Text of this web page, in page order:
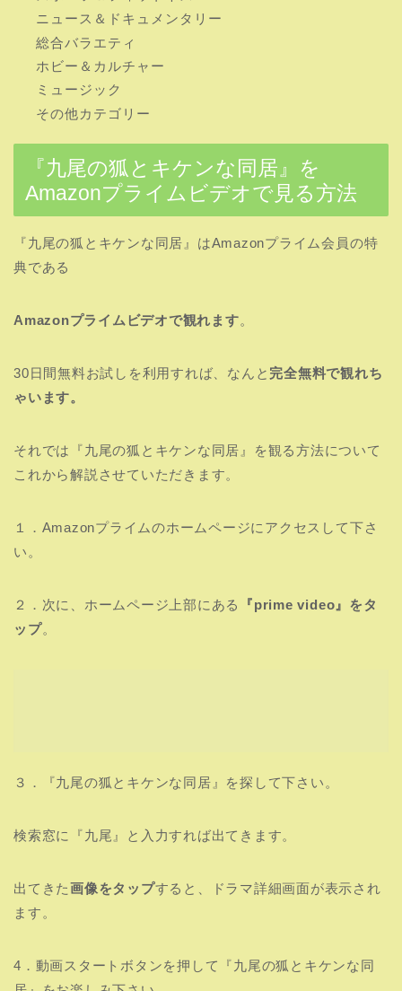
ニュース＆ドキュメンタリー
総合バラエティ
ホビー＆カルチャー
ミュージック
その他カテゴリー
『九尾の狐とキケンな同居』を
Amazonプライムビデオで見る方法
『九尾の狐とキケンな同居』はAmazonプライム会員の特
典である
Amazonプライムビデオで観れます。
30日間無料お試しを利用すれば、なんと 完全無料で観れち
ゃいます。
それでは『九尾の狐とキケンな同居』を観る方法について
これから解説させていただきます。
１．Amazonプライムのホームページにアクセスして下さ
い。
２．次に、ホームページ上部にある
『prime video』をタ
ップ。
３．『九尾の狐とキケンな同居』を探して下さい。
検索窓に『九尾』と入力すれば出てきます。
出てきた画像をタップすると、ドラマ詳細画面が表示され
ます。
4．動画スタートボタンを押して『九尾の狐とキケンな同